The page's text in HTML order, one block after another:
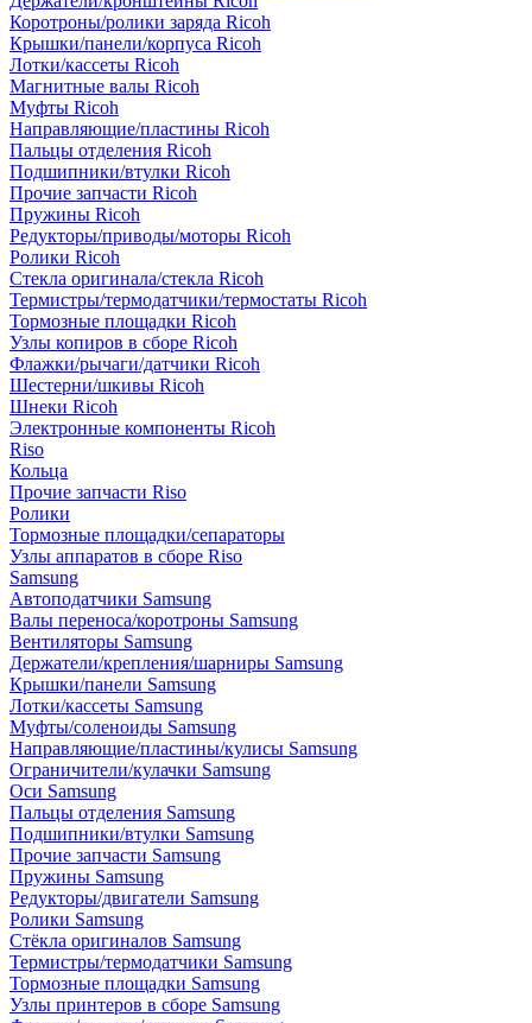
Коротроны/ролики заряда Ricoh
Крышки/панели/корпуса Ricoh
Лотки/кассеты Ricoh
Магнитные валы Ricoh
Муфты Ricoh
Направляющие/пластины Ricoh
Пальцы отделения Ricoh
Подшипники/втулки Ricoh
Прочие запчасти Ricoh
Пружины Ricoh
Редукторы/приводы/моторы Ricoh
Ролики Ricoh
Стекла оригинала/стекла Ricoh
Термистры/термодатчики/термостаты Ricoh
Тормозные площадки Ricoh
Узлы копиров в сборе Ricoh
Флажки/рычаги/датчики Ricoh
Шестерни/шкивы Ricoh
Шнеки Ricoh
Электронные компоненты Ricoh
Riso
Кольца
Прочие запчасти Riso
Ролики
Тормозные площадки/сепараторы
Узлы аппаратов в сборе Riso
Samsung
Автоподатчики Samsung
Валы переноса/коротроны Samsung
Вентиляторы Samsung
Держатели/крепления/шарниры Samsung
Крышки/панели Samsung
Лотки/кассеты Samsung
Муфты/соленоиды Samsung
Направляющие/пластины/кулисы Samsung
Ограничители/кулачки Samsung
Оси Samsung
Пальцы отделения Samsung
Подшипники/втулки Samsung
Прочие запчасти Samsung
Пружины Samsung
Редукторы/двигатели Samsung
Ролики Samsung
Стёкла оригиналов Samsung
Термистры/термодатчики Samsung
Тормозные площадки Samsung
Узлы принтеров в сборе Samsung